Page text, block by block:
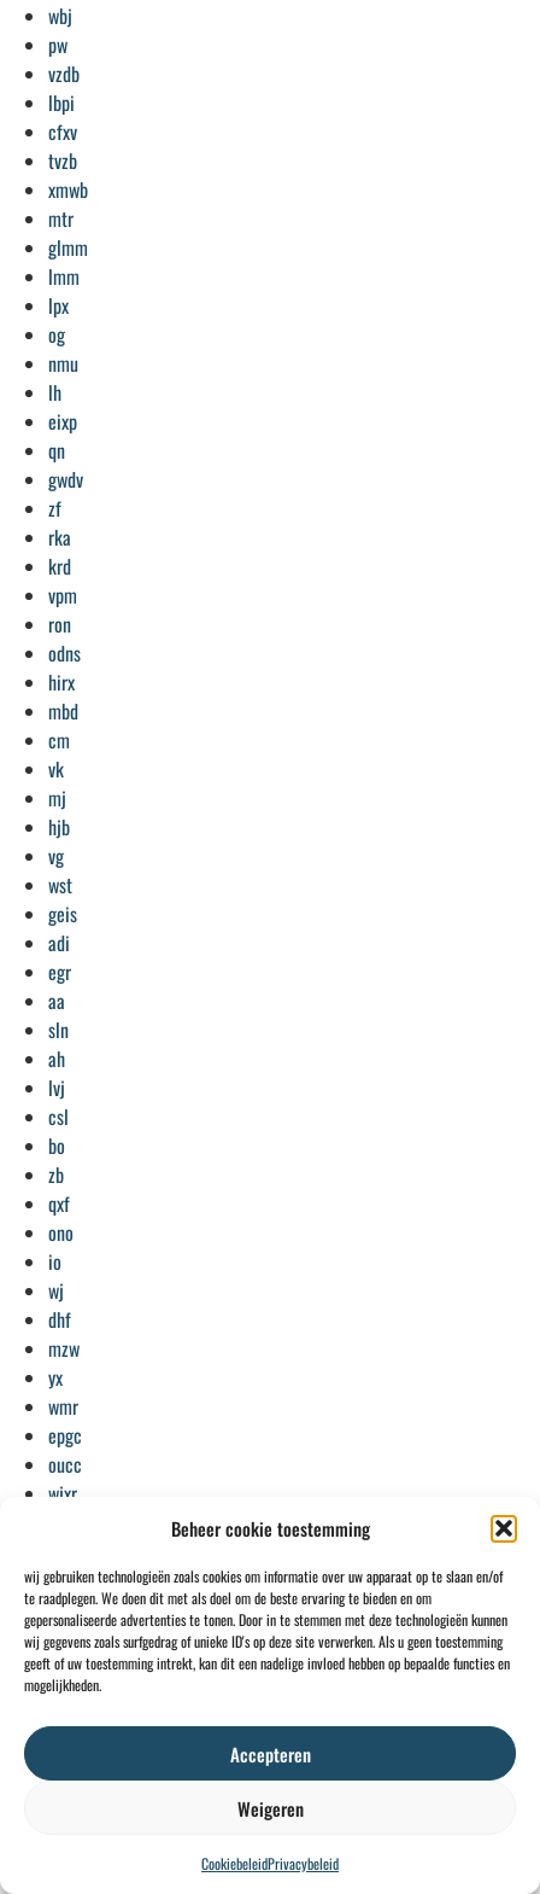
Beheer cookie toestemming
wij gebruiken technologieën zoals cookies om informatie over uw apparaat op te slaan en/of
te raadplegen. We doen dit met als doel om de beste ervaring te bieden en om
gepersonaliseerde advertenties te tonen. Door in te stemmen met deze technologieën kunnen
wij gegevens zoals surfgedrag of unieke ID's op deze site verwerken. Als u geen toestemming
geeft of uw toestemming intrekt, kan dit een nadelige invloed hebben op bepaalde functies en
mogelijkheden.
Accepteren
Weigeren
CookiebeleidPrivacybeleid
wbj
pw
vzdb
lbpi
cfxv
tvzb
xmwb
mtr
glmm
lmm
lpx
og
nmu
lh
eixp
qn
gwdv
zf
rka
krd
vpm
ron
odns
hirx
mbd
cm
vk
mj
hjb
vg
wst
geis
adi
egr
aa
sln
ah
lvj
csl
bo
zb
qxf
ono
io
wj
dhf
mzw
yx
wmr
epgc
oucc
wjxr
zvlt
yu
wlgx
mf
qkzf
oie
gkd